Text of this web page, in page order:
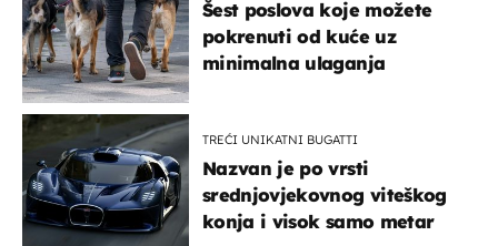
Šest poslova koje možete
pokrenuti od kuće uz
minimalna ulaganja
TREĆI UNIKATNI BUGATTI
Nazvan je po vrsti
srednjovjekovnog viteškog
konja i visok samo metar